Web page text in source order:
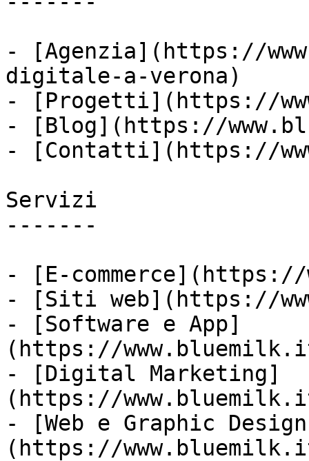
- [Agenzia](https://
digitale-a-verona)
- [Progetti](https://
- [Blog](https://
- [Contatti](https://
Servizi
-------
- [E-commerce](https://
- [Siti web](https://
- [Software e App]
(https://
- [Digital Marketing]
(https://
- [Web e Graphic
(https://